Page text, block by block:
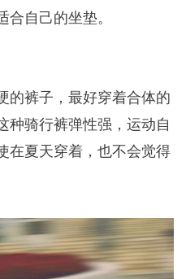
自己的坐垫。
的裤子，最好穿着合体的
种骑行裤弹性强，运动自
在夏天穿着，也不会觉得